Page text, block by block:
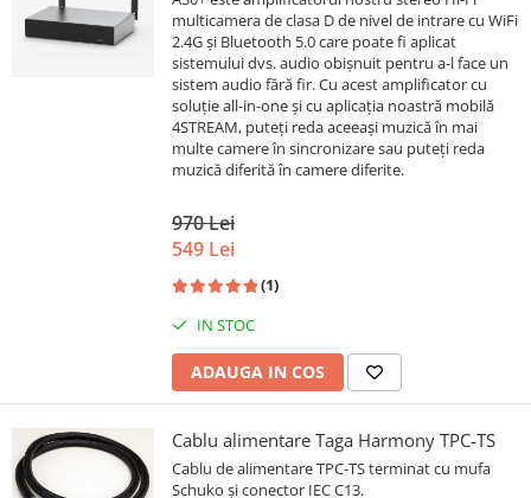
multicamera de clasa D de nivel de intrare cu WiFi
2.4G și Bluetooth 5.0 care poate fi aplicat
sistemului dvs. audio obișnuit pentru a-l face un
sistem audio fără fir. Cu acest amplificator cu
soluție all-in-one și cu aplicația noastră mobilă
4STREAM, puteți reda aceeași muzică în mai
multe camere în sincronizare sau puteți reda
muzică diferită în camere diferite.
970 Lei
549 Lei
(1)
IN STOC
ADAUGA IN COS
Cablu alimentare Taga Harmony TPC-TS
Cablu de alimentare TPC-TS terminat cu mufa
Schuko și conector IEC C13.